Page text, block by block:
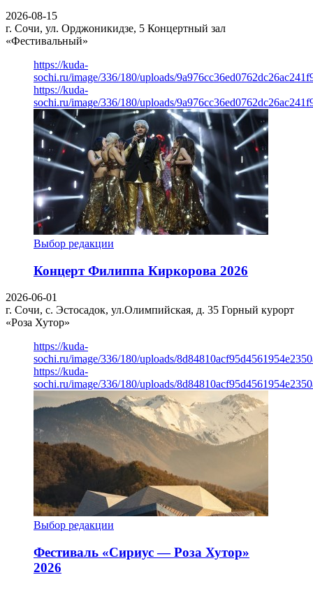
2026-08-15
г. Сочи, ул. Орджоникидзе, 5 Концертный зал
«Фестивальный»
https://kuda-
sochi.ru/image/336/180/uploads/
https://kuda-
sochi.ru/image/336/180/uploads/
Выбор редакции
Концерт Филиппа Киркорова 2026
2026-06-01
г. Сочи, с. Эстосадок, ул.Олимпийская, д. 35 Горный курорт
«Роза Хутор»
https://kuda-
sochi.ru/image/336/180/uploads/
https://kuda-
sochi.ru/image/336/180/uploads/
Выбор редакции
Фестиваль «Сириус — Роза Хутор»
2026